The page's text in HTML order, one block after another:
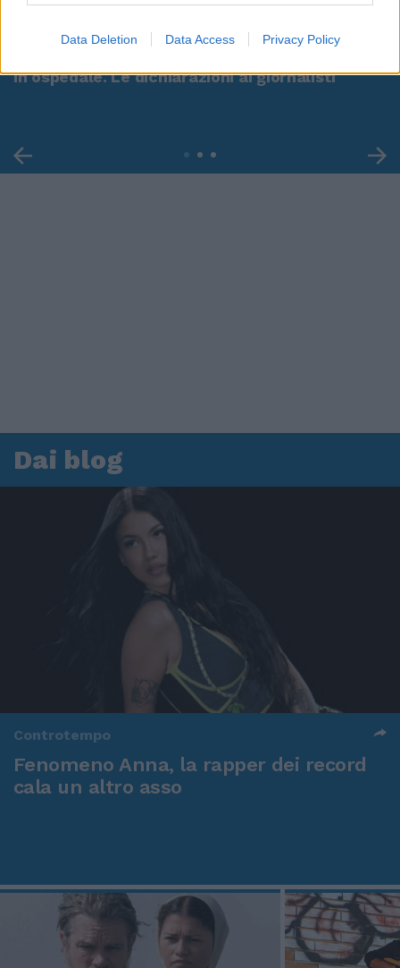
Data Deletion Data Access Privacy Policy
00:00 01:16
in ospedale. Le dichiarazioni ai giornalisti
Dai blog
Controtempo
Fenomeno Anna, la rapper dei record
cala un altro asso